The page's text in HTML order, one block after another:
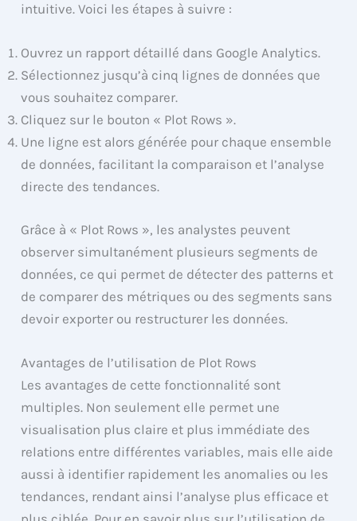
intuitive. Voici les étapes à suivre :
Ouvrez un rapport détaillé dans Google Analytics.
Sélectionnez jusqu’à cinq lignes de données que
vous souhaitez comparer.
Cliquez sur le bouton « Plot Rows ».
Une ligne est alors générée pour chaque ensemble
de données, facilitant la comparaison et l’analyse
directe des tendances.
Grâce à « Plot Rows », les analystes peuvent
observer simultanément plusieurs segments de
données, ce qui permet de détecter des patterns et
de comparer des métriques ou des segments sans
devoir exporter ou restructurer les données.
Avantages de l’utilisation de Plot Rows
Les avantages de cette fonctionnalité sont
multiples. Non seulement elle permet une
visualisation plus claire et plus immédiate des
relations entre différentes variables, mais elle aide
aussi à identifier rapidement les anomalies ou les
tendances, rendant ainsi l’analyse plus efficace et